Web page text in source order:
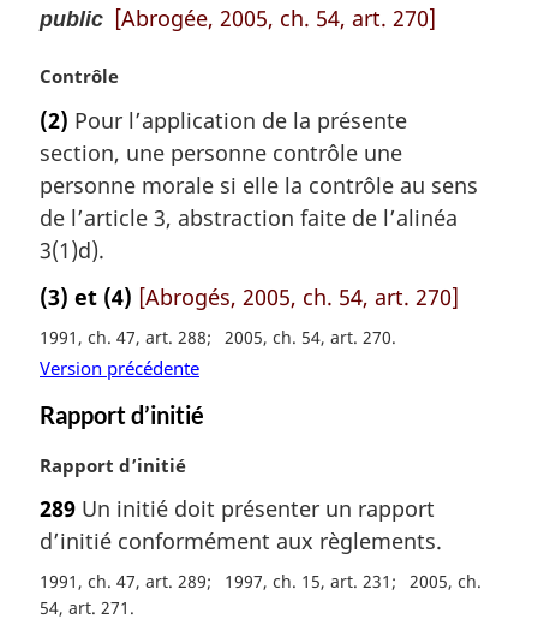
public [Abrogée, 2005, ch. 54, art. 270]
N
t
e
m
a
g
i
n
a
l
:
Contrôle
(2) Pour l’application de la présente
section, une personne contrôle une
personne morale si elle la contrôle au sens
de l’article 3, abstraction faite de l’alinéa
3(1)d).
(3) et (4) [Abrogés, 2005, ch. 54, art. 270]
1991, ch. 47, art. 288 2005, ch. 54, art. 270
Version précédente
Rapport d’initié
N
t
e
m
a
Rapport d’initié
289 Un initié doit présenter un rapport
d’initié conformément aux règlements.
1991, ch. 47, art. 289 1997, ch. 15, art. 231
2005, ch.
54, art. 271